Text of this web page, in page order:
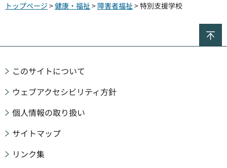
トップページ >健康・福祉 > 障害者福祉 > 特別支援学校
このサイトについて
ウェブアクセシビリティ方針
個人情報の取り扱い
サイトマップ
リンク集